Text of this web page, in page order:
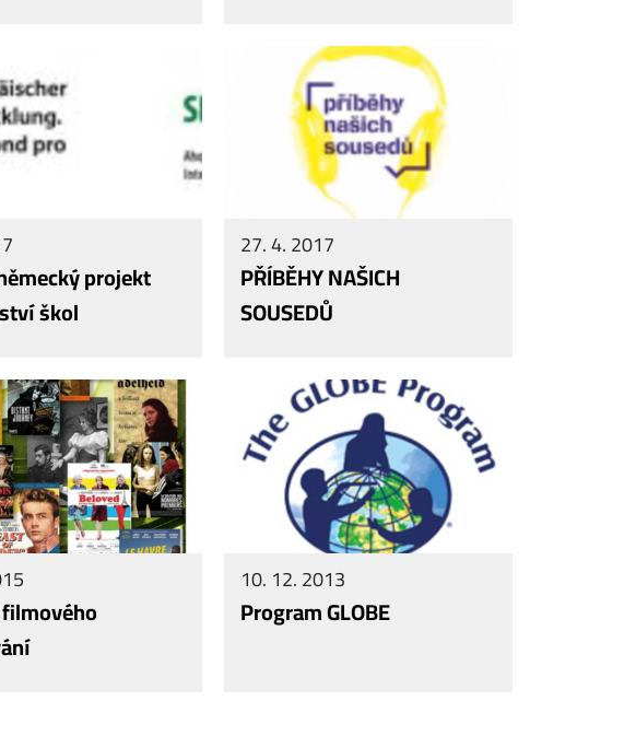
projekt
škol
27. 4. 2017
PŘÍBĚHY NAŠICH
SOUSEDŮ
10. 12. 2013
Program GLOBE